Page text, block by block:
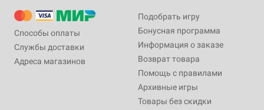
Способы оплаты
Службы доставки
Адреса магазинов
Подобрать игру
Бонусная программа
Информация о заказе
Возврат товара
Помощь с правилами
Архивные игры
Товары без скидки